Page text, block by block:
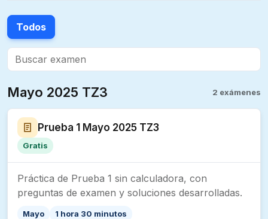
Todos
Mayo 2025 TZ3 2 exámenes
Prueba 1 Mayo 2025 TZ3
Gratis
Práctica de Prueba 1 sin calculadora, con
preguntas de examen y soluciones desarrolladas.
Mayo 1 hora 30 minutos